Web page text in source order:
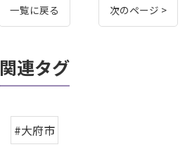
一覧に戻る 次のページ >
関連タグ
#大府市